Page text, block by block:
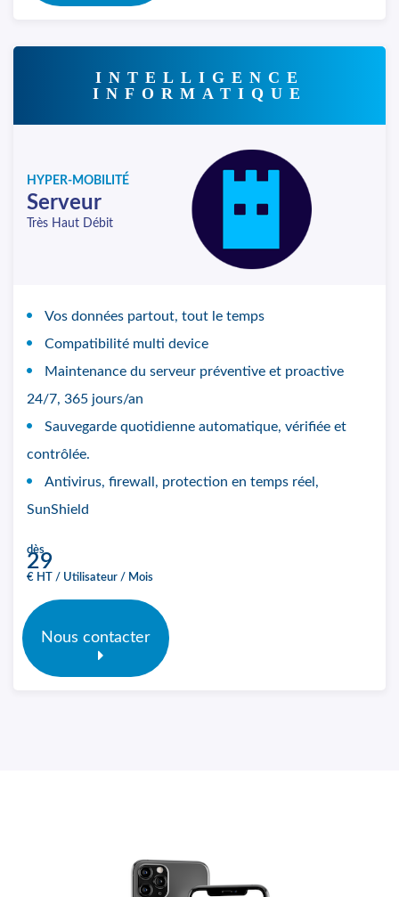
INTELLIGENCE
INFORMATIQUE
HYPER-MOBILITÉ
Serveur
Très Haut Débit
Vos données partout, tout le temps
Compatibilité multi device
Maintenance du serveur préventive et proactive
24/7, 365 jours/an
Sauvegarde quotidienne automatique, vérifiée et
contrôlée.
Antivirus, firewall, protection en temps réel,
SunShield
dès
29
€ HT / Utilisateur / Mois
Nous contacter